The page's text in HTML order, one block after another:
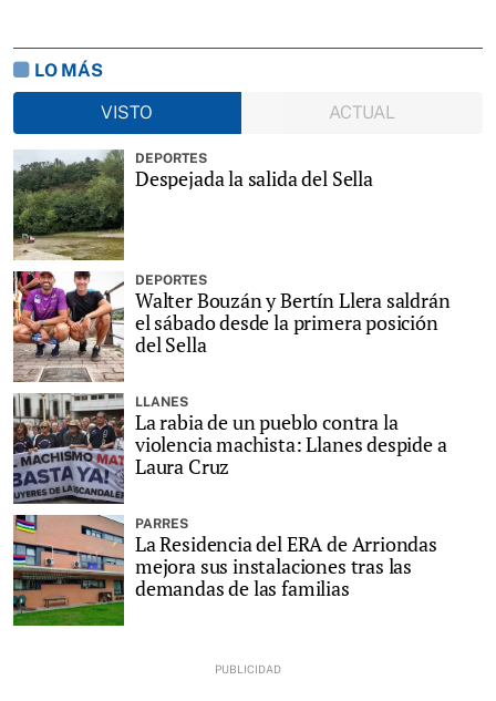
LO MÁS
VISTO
ACTUAL
DEPORTES
Despejada la salida del Sella
DEPORTES
Walter Bouzán y Bertín Llera saldrán
el sábado desde la primera posición
del Sella
LLANES
La rabia de un pueblo contra la
violencia machista: Llanes despide a
Laura Cruz
PARRES
La Residencia del ERA de Arriondas
mejora sus instalaciones tras las
demandas de las familias